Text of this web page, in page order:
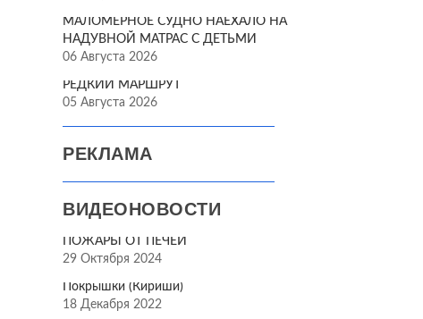
МАЛОМЕРНОЕ СУДНО НАЕХАЛО НА
НАДУВНОЙ МАТРАС С ДЕТЬМИ
06 Августа 2026
РЕДКИЙ МАРШРУТ
05 Августа 2026
РЕКЛАМА
ВИДЕОНОВОСТИ
ПОЖАРЫ ОТ ПЕЧЕЙ
29 Октября 2024
Покрышки (Кириши)
18 Декабря 2022